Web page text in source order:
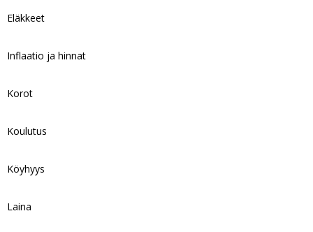
Eläkkeet
Inflaatio ja hinnat
Korot
Koulutus
Köyhyys
Laina